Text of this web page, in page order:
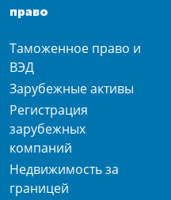
право
Таможенное право и
ВЭД
Зарубежные активы
Регистрация
зарубежных
компаний
Недвижимость за
границей